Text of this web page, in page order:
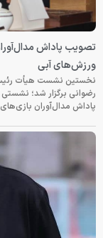
تصویب پاداش
ورزش‌های آبی
نخستین نشست هیأت
رضوانی برگزار شد؛ نشستی
پاداش مدال‌آوران بازی‌های